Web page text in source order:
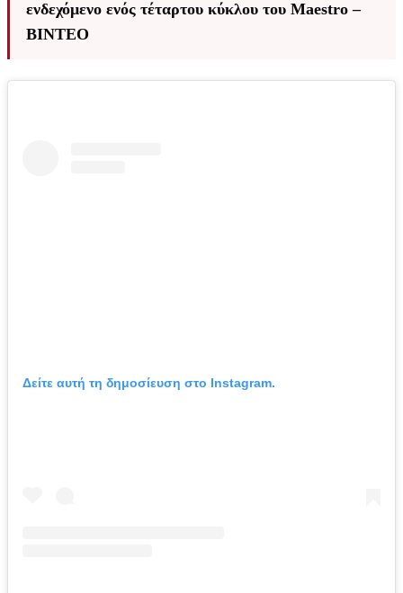
ενδεχόμενο ενός τέταρτου κύκλου του Maestro –
ΒΙΝΤΕΟ
Δείτε αυτή τη δημοσίευση στο Instagram.